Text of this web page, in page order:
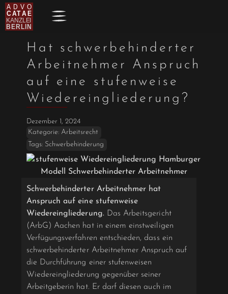
Hat schwerbehinderter
Arbeitnehmer Anspruch
auf eine stufenweise
Wiedereingliederung?
Dezember 1, 2024
Kategorie: Arbeitsrecht
Tags: Schwerbehinderung
Schwerbehinderter Arbeitnehmer hat
Anspruch auf eine stufenweise
Wiedereingliederung. Das Arbeitsgericht
(ArbG) Aachen hat in einem einstweiligen
Verfügungsverfahren entschieden, dass ein
schwerbehinderter Arbeitnehmer Anspruch auf
die Durchführung einer stufenweisen
Wiedereingliederung gegenüber seiner
Arbeitgeberin hat. Er darf diesen auch im